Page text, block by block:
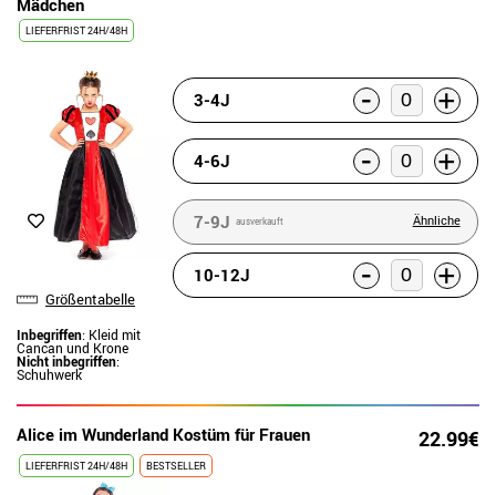
Mädchen
LIEFERFRIST 24H/48H
Größentabelle
Inbegriffen: Kleid mit
Cancan und Krone
Nicht inbegriffen:
Schuhwerk
3-4J - +
4-6J - +
7-9J ausverkauft Ähnliche
10-12J - +
Alice im Wunderland Kostüm für Frauen 22.99€
LIEFERFRIST 24H/48H BESTSELLER